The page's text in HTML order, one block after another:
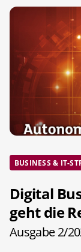
BUSINESS & IT-
Digital
geht die
Ausgabe 2/